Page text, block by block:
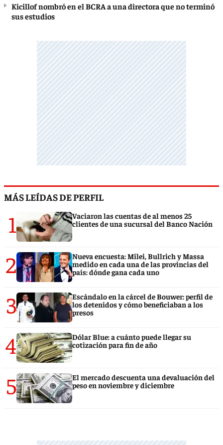
Kicillof nombró en el BCRA a una directora que no terminó
sus estudios
MÁS LEÍDAS DE PERFIL
1
Vaciaron las cuentas de al menos 25
clientes de una sucursal del Banco Nación
2
Nueva encuesta: Milei, Bullrich y Massa
medido en cada una de las provincias del
país: dónde gana cada uno
3
Escándalo en la cárcel de Bouwer: perfil de
los detenidos y cómo beneficiaban a los
presos
4
Dólar Blue: a cuánto puede llegar su
cotización para fin de año
5
El mercado descuenta una devaluación del
peso en noviembre y diciembre